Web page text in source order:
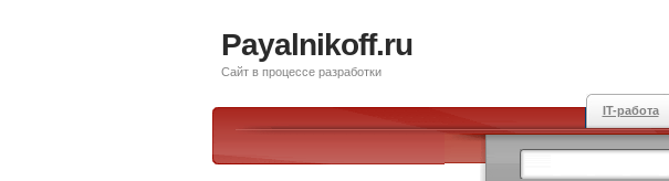
Payalnikoff.ru
Сайт в процессе разработки
IT-работа